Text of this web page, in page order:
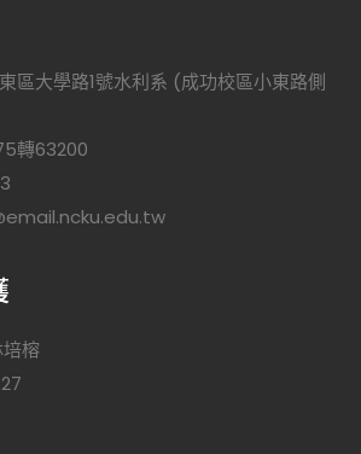
區大學路1號水利系 (成功校區小東路側
轉63200
榕